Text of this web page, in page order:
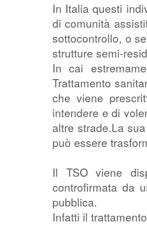
In Italia questi
di comunità
sottocontrollo, o
strutture semi-
In cai
Trattamento
che viene
intendere e di
altre strade.La
può essere
Il TSO viene
controfirmata da
pubblica.
Infatti il